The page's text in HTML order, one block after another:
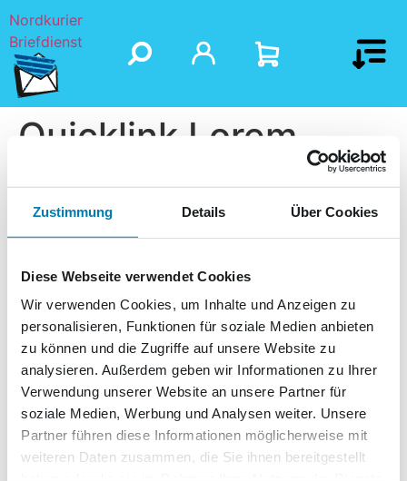
Zustimmung Details Über Cookies
Diese Webseite verwendet Cookies
Wir verwenden Cookies, um Inhalte und Anzeigen zu
personalisieren, Funktionen für soziale Medien anbieten
zu können und die Zugriffe auf unsere Website zu
analysieren. Außerdem geben wir Informationen zu Ihrer
Verwendung unserer Website an unsere Partner für
soziale Medien, Werbung und Analysen weiter. Unsere
Partner führen diese Informationen möglicherweise mit
weiteren Daten zusammen, die Sie ihnen bereitgestellt
Nordkurier
Briefdienst
Quicklink Lorem
Ipsum 1